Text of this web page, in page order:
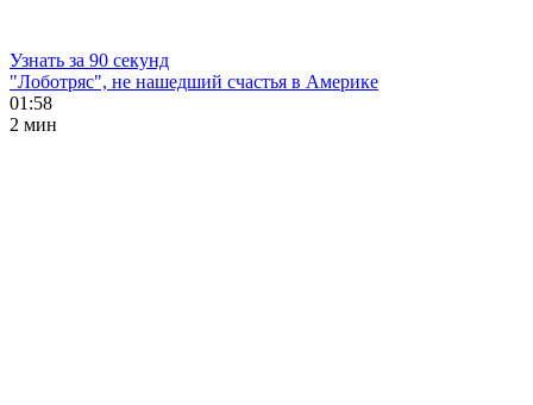
Узнать за 90 секунд
"Лоботряс", не нашедший счастья в Америке
01:58
2 мин